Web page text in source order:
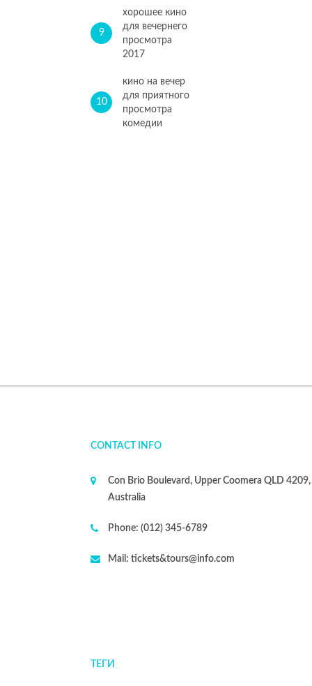
9
хорошее кино
для вечернего
просмотра
2017
10
кино на вечер
для приятного
просмотра
комедии
CONTACT INFO
Con Brio Boulevard, Upper Coomera QLD 4209,
Australia
Phone: (012) 345-6789
Mail: tickets&tours@info.com
ТЕГИ